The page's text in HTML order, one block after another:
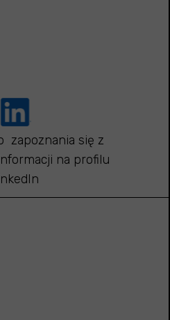
zapoznania się z
na profilu